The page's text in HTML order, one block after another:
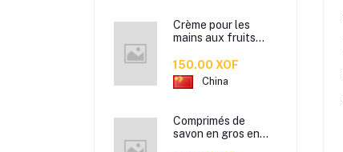
collation boîte de
rangement de salle
de bain
Crème pour les
mains aux fruits
transfrontalière
Crème pour les
mains d'automne et
facial 80g
150.00 XOF
China
Comprimés de
savon en gros en